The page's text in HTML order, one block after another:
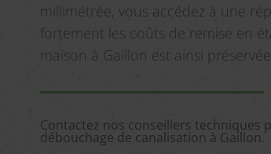
millimétrée, vous accédez à une
fortement les coûts de remise en
maison à Gaillon est ainsi
Contactez nos conseillers techniques
débouchage de canalisation à Gaillon.